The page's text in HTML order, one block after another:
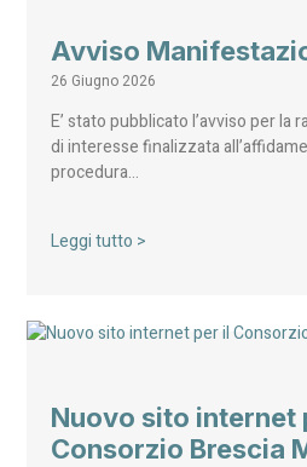
Avviso
26 Giugno 2026
E’ stato pubblicato l’avviso per la
di interesse finalizzata
procedura…
Leggi tutto >
Nuovo sito internet
Consorzio Brescia